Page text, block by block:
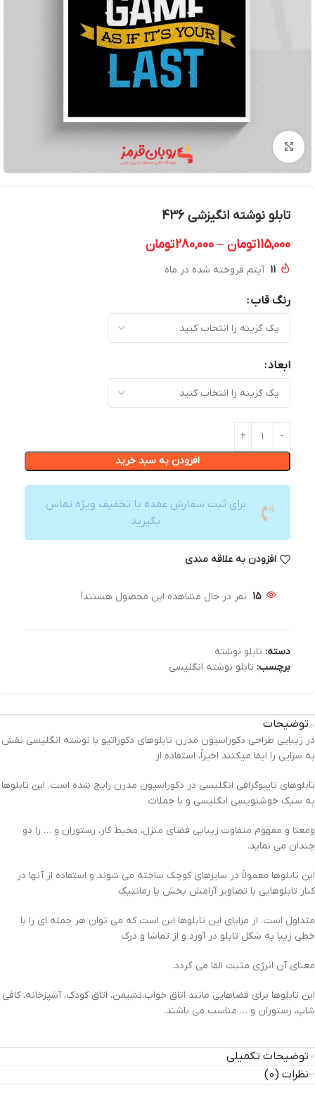
بزرگنمایی تصویر
تابلو نوشته انگیزشی 436
115,000تومان –
280,000تومان
11 آیتم فروخته شده در ماه
رنگ قاب
ابعاد
افزودن به سبد خرید
برای ثبت سفارش عمده با تخفیف ویژه تماس
بگیرید
افزودن به علاقه مندی
15 نفر در حال مشاهده این محصول هستند!
دسته: تابلو نوشته
برچسب: تابلو نوشته انگلیسی
توضیحات
در زیبایی طراحی دکوراسیون مدرن تابلوهای دکوراتیو با نوشته انگلیسی نقش
به سزایی را ایفا میکنند اخیراً، استفاده از
تابلوهای تایپوگرافی انگلیسی در دکوراسیون مدرن رایج شده است. این تابلوها
به سبک خوشنویسی انگلیسی و با جملات
ومعنا و مفهوم متفاوت زیبایی فضای منزل، محیط کار، رستوران و … را دو
چندان می نماید.
این تابلوها معمولاً در سایزهای کوچک ساخته می شوند و استفاده از آنها در
کنار تابلوهایی با تصاویر آرامش بخش یا رمانتیک
متداول است. از مزایای این تابلوها این است که می توان هر جمله ای را با
خطی زیبا به شکل تابلو در آورد و از تماشا و درک
معنای آن انرژی مثبت القا می گردد.
این تابلوها برای فضاهایی مانند اتاق خواب،نشیمن، اتاق کودک، آشپزخانه، کافی
شاپ، رستوران و … مناسب می باشند.
توضیحات تکمیلی
نظرات (0)